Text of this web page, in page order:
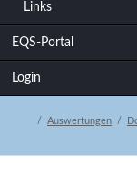
Links
EQS-Portal
Login
Auswertungen